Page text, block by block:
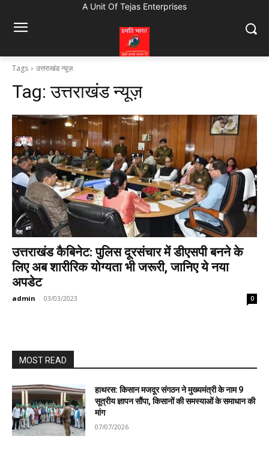
A Unit Of Tejas Enterprises
Tags उत्तराखंड न्यूज़
Tag:उत्तराखंड न्यूज़
देश
उत्तराखंड कैबिनेट: पुलिस दूरसंचार में डीएसपी बनने के
लिए अब शारीरिक योग्यता भी जरूरी, जानिए ये नया
अपडेट
admin - 03/03/2023 0
MOST READ
हाथरस: किसान मजदूर संगठन ने मुख्यमंत्री के नाम 9
सूत्रीय ज्ञापन सौंपा, किसानों की समस्याओं के समाधान की
मांग
07/07/2026